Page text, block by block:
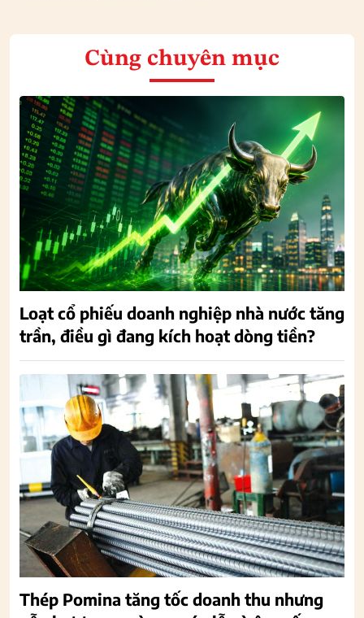
Cùng chuyên mục
Loạt cổ phiếu doanh nghiệp nhà nước tăng
trần, điều gì đang kích hoạt dòng tiền?
Thép Pomina tăng tốc doanh thu nhưng